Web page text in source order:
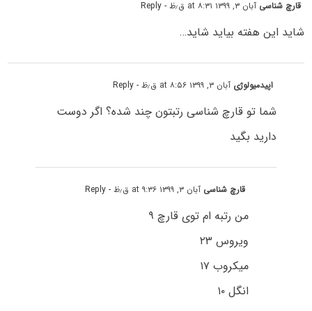
قارچ شناسی آبان ۳, ۱۳۹۹ at ۸:۳۱ ق٫ظ - Reply
شاید این هفته بیاید شاید…
اپیدمیولوژی آبان ۳, ۱۳۹۹ at ۸:۵۶ ق٫ظ - Reply
شما تو قارچ شناسی رتبتون چند شدہ؟ اگر دوست
دارید بگید
قارچ شناسی آبان ۳, ۱۳۹۹ at ۹:۳۶ ق٫ظ - Reply
من رتبه ام توی قارچ ۹
ویروس ۲۳
میکروب ۱۷
انگل ۱۰